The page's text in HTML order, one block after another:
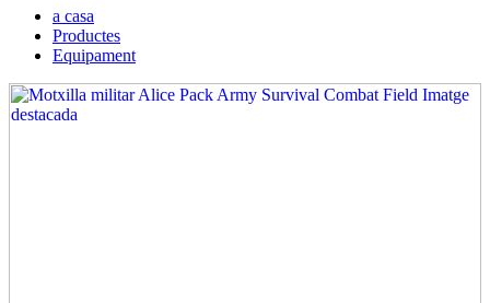
a casa
Productes
Equipament